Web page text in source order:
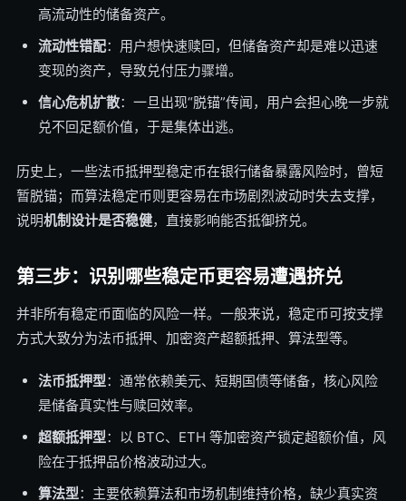
高流动性的储备资产。
流动性错配：用户想快速赎回，但储备资产却是难以迅速
变现的资产，导致兑付压力骤增。
信心危机扩散：一旦出现“脱锚”传闻，用户会担心晚一步就
兑不回足额价值，于是集体出逃。
历史上，一些法币抵押型稳定币在银行储备暴露风险时，曾短
暂脱锚；而算法稳定币则更容易在市场剧烈波动时失去支撑，
说明机制设计是否稳健，直接影响能否抵御挤兑。
第三步：识别哪些稳定币更容易遭遇挤兑
并非所有稳定币面临的风险一样。一般来说，稳定币可按支撑
方式大致分为法币抵押、加密资产超额抵押、算法型等。
法币抵押型：通常依赖美元、短期国债等储备，核心风险
是储备真实性与赎回效率。
超额抵押型：以 BTC、ETH 等加密资产锁定超额价值，风
险在于抵押品价格波动过大。
算法型：主要依赖算法和市场机制维持价格，缺少真实资